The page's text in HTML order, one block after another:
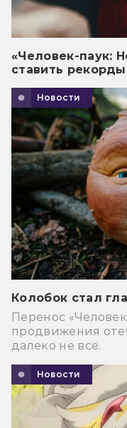
«Человек-паук:
ставить рекорды
Новости
Колобок стал
Перенос
продвижения
далеко не все.
Новости